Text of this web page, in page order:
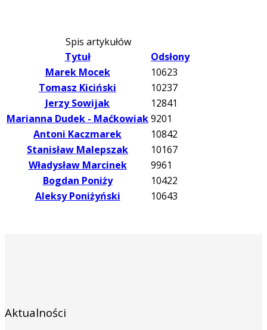
Spis artykułów
Tytuł
Odsłony
Marek Mocek
10623
Tomasz Kiciński
10237
Jerzy Sowijak
12841
Marianna Dudek - Maćkowiak9201
Antoni Kaczmarek
10842
Stanisław Malepszak
10167
Władysław Marcinek
9961
Bogdan Poniży
10422
Aleksy Poniżyński
10643
Aktualności